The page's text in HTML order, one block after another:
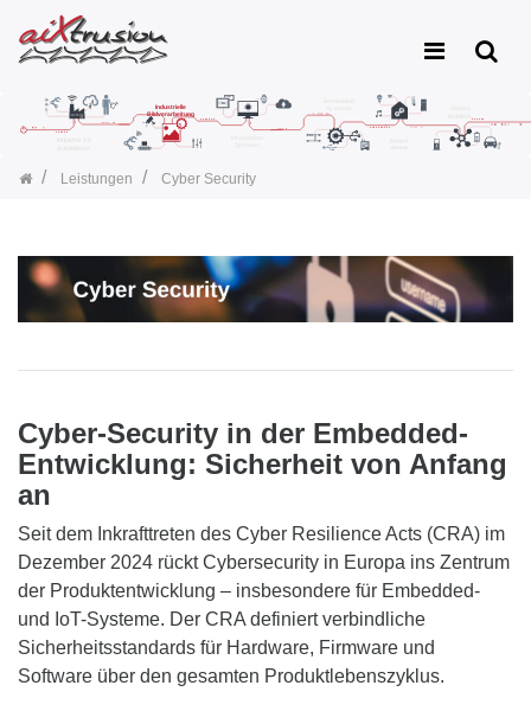
Leistungen Cyber Security
Cyber-Security in der Embedded-
Entwicklung: Sicherheit von Anfang
an
Seit dem Inkrafttreten des Cyber Resilience Acts (CRA) im
Dezember 2024 rückt Cybersecurity in Europa ins Zentrum
der Produktentwicklung – insbesondere für Embedded-
und IoT-Systeme. Der CRA definiert verbindliche
Sicherheitsstandards für Hardware, Firmware und
Software über den gesamten Produktlebenszyklus.